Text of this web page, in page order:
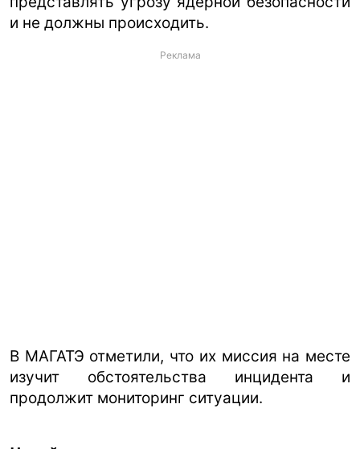
и не должны происходить.
Реклама
В МАГАТЭ отметили, что их миссия на месте
изучит обстоятельства инцидента и
продолжит мониторинг ситуации.